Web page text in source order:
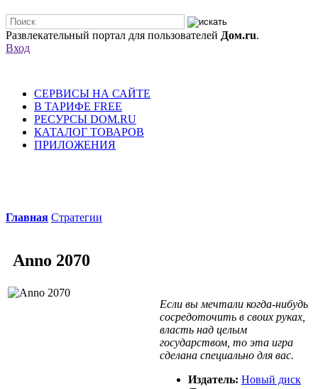
Развлекательный портал для пользователей Дом.ru.
Вход
СЕРВИСЫ НА САЙТЕ
В ТАРИФЕ FREE
РЕСУРСЫ DOM.RU
КАТАЛОГ ТОВАРОВ
ПРИЛОЖЕНИЯ
Главная Стратегии
Anno 2070
Если вы мечтали когда-нибудь
сосредоточить в своих руках,
власть над целым
государством, то эта игра
сделана специально для вас.
Издатель: Новый диск